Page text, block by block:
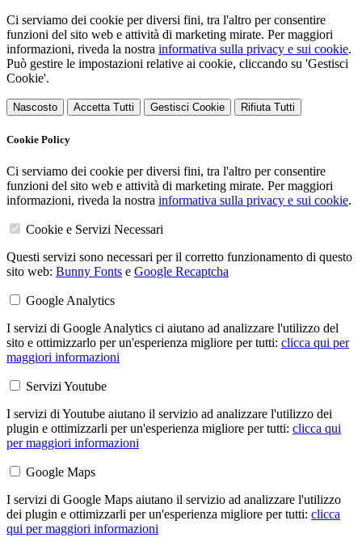
Ci serviamo dei cookie per diversi fini, tra l'altro per consentire
funzioni del sito web e attività di marketing mirate. Per maggiori
informazioni, riveda la nostra informativa sulla privacy e sui cookie.
Può gestire le impostazioni relative ai cookie, cliccando su 'Gestisci
Cookie'.
Nascosto Accetta Tutti Gestisci Cookie Rifiuta Tutti
Cookie Policy
Ci serviamo dei cookie per diversi fini, tra l'altro per consentire
funzioni del sito web e attività di marketing mirate. Per maggiori
informazioni, riveda la nostra informativa sulla privacy e sui cookie.
Cookie e Servizi Necessari
Questi servizi sono necessari per il corretto funzionamento di questo
sito web: Bunny Fonts e Google Recaptcha
Google Analytics
I servizi di Google Analytics ci aiutano ad analizzare l'utilizzo del
sito e ottimizzarlo per un'esperienza migliore per tutti: clicca qui per
maggiori informazioni
Servizi Youtube
I servizi di Youtube aiutano il servizio ad analizzare l'utilizzo dei
plugin e ottimizzarli per un'esperienza migliore per tutti: clicca qui
per maggiori informazioni
Google Maps
I servizi di Google Maps aiutano il servizio ad analizzare l'utilizzo
dei plugin e ottimizzarli per un'esperienza migliore per tutti: clicca
qui per maggiori informazioni